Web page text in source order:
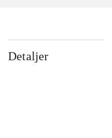
Detaljer